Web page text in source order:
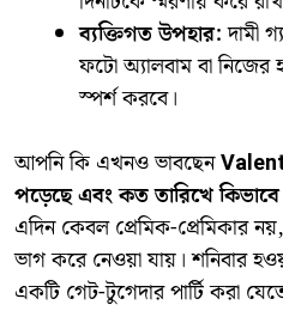
ব্যক্তিগত উপহার:দামী
ফটো অ্যালবাম বা নিজের
স্পর্শ করবে।
​আপনি কি এখনও ভাবছেন
পড়েছে এবং কত তারিখে
এদিন কেবল প্রেমিক-প্রেমিকার
ভাগ করে নেওয়া যায়। শনিবার
একটি গেট-টুগেদার পার্টি করা